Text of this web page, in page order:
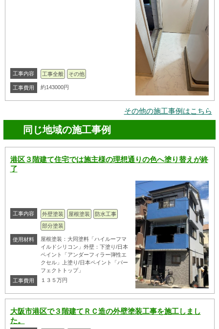
工事内容 工事全般 その他
工事費用 約143000円
その他の施工事例はこちら
同じ地域の施工事例
港区３階建て住宅では施主様の理想通りの色へ塗り替えが終
了
工事内容 外壁塗装 屋根塗装
防水工事
部分塗装
使用材料
屋根塗装：大同塗料「ハイルーフマ
イルドシリコン」外壁：下塗り/日本
ペイント「アンダーフィラー弾性エ
クセル」上塗り/日本ペイント「パー
フェクトトップ」
工事費用
１３５万円
大阪市港区で３階建てＲＣ造の外壁塗装工事を施工しまし
た。